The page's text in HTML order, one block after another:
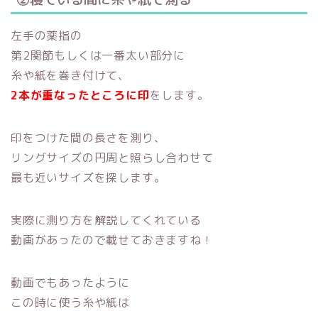
左手の薬指の
第2関節もしくは一番太い部分に
糸や紙を巻き付けて、
2本が重なったところに印をします。
印をつけた間の長さを測り、
リングサイズの円周と照らし合わせて
最も近いサイズを探します。
実際に測り方を解説してくれている
動画があったので載せておきますね！
動画でもあったように
この時に使う糸や紙は